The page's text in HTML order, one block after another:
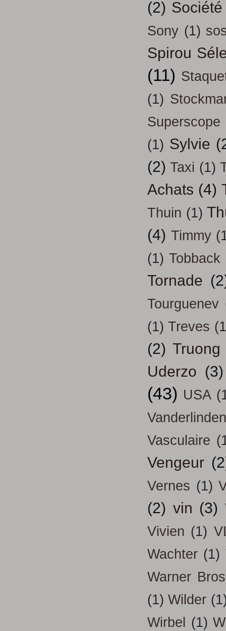
(2) Société
Sony (1)
Spirou
(11)
(1)
Superscope
(1) Sylvie
(2) Taxi (1)
Achats (4)
Thuin (1)
(4) Timmy
(1) Tobback
Tornade
Tourguenev
(1) Treves
(2) Truong
Uderzo (3)
(43) USA
Vanderlinden
Vasculaire
Vengeur
Vernes (1)
(2) vin (3)
Vivien (1)
Wachter (1)
Warner Bros
(1) Wilder
Wirbel
(1)